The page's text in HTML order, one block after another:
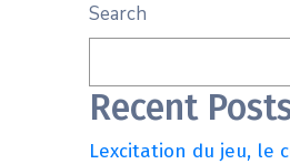
Search
Recent
Lexcitation du jeu, le